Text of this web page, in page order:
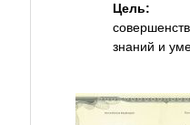
Цель:
знаний и